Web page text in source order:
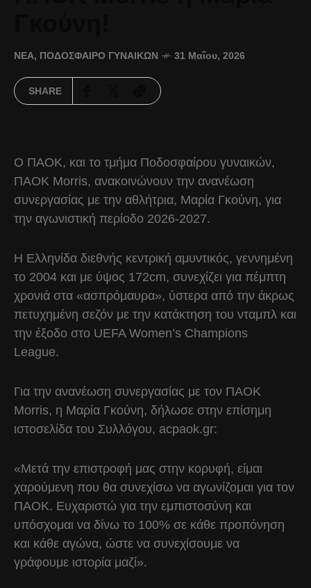
ΝΈΑ, ΠΟΔΌΣΦΑΙΡΟ ΓΥΝΑΙΚΏΝ 31 Μαΐου, 2026
SHARE
Ο ΠΑΟΚ, και το τμήμα Ποδοσφαίρου γυναικών,
ΠΑΟΚ Morris, ανακοινώνουν την ανανέωση
συνεργασίας με την αθλήτρια, Μαρία Γκούνη, για
την αγωνιστική περίοδο 2026-2027.
Η Ελληνίδα διεθνής κεντρική αμυντικός, γεννημένη
το 2004 και με ύψος 172cm, συνεχίζει για πέμπτη
χρονιά στα «ασπρόμαυρα», ύστερα από την άκρως
πετυχημένη σεζόν με την κατάκτηση του νταμπλ και
την έξοδο στο UEFA Women’s Champions
League.
Για την ανανέωση συνεργασίας με τον ΠΑΟΚ
Morris, η Μαρία Γκούνη, δήλωσε στην επίσημη
ιστοσελίδα του Συλλόγου, acpaok.gr:
«Μετά την επιστροφή μας στην κορυφή, είμαι
χαρούμενη που θα συνεχίσω να αγωνίζομαι για τον
ΠΑΟΚ. Ευχαριστώ για την εμπιστοσύνη και
υπόσχομαι να δίνω το 100% σε κάθε προπόνηση
και κάθε αγώνα, ώστε να συνεχίσουμε να
γράφουμε ιστορία μαζί».